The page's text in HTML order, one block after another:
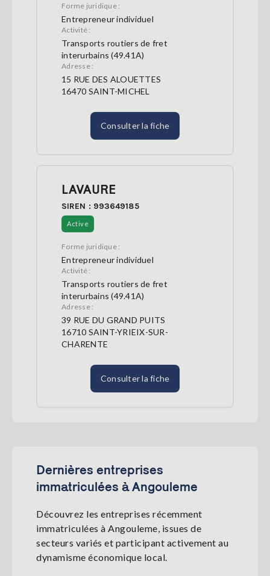
Forme juridique :
Entrepreneur individuel
Activité :
Transports routiers de fret
interurbains (49.41A)
Adresse :
15 RUE DES ALOUETTES
16470 SAINT-MICHEL
Consulter la fiche
LAVAURE
SIREN : 993649185
Active
Forme juridique :
Entrepreneur individuel
Activité :
Transports routiers de fret
interurbains (49.41A)
Adresse :
39 RUE DU GRAND PUITS
16710 SAINT-YRIEIX-SUR-
CHARENTE
Consulter la fiche
Dernières entreprises
immatriculées à Angouleme
Découvrez les entreprises récemment
immatriculées à Angouleme, issues de
secteurs variés et participant activement au
dynamisme économique local.